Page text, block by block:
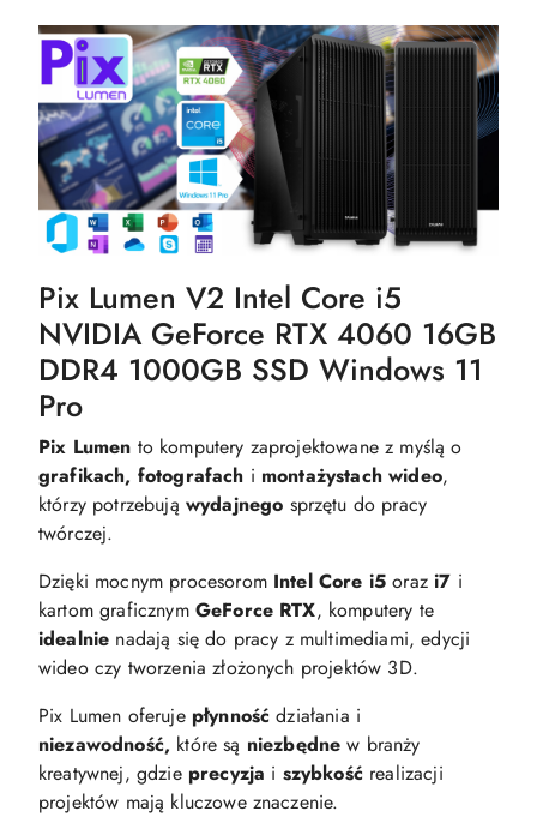
Pix Lumen V2 Intel Core i5
NVIDIA GeForce RTX 4060 16GB
DDR4 1000GB SSD Windows 11
Pro
Pix Lumen to komputery zaprojektowane z myślą o
grafikach, fotografach i montażystach wideo,
którzy potrzebują wydajnego sprzętu do pracy
twórczej.
Dzięki mocnym procesorom Intel Core i5 orazi7 i
kartom graficznym GeForce RTX, komputery te
idealnie nadają się do pracy z multimediami, edycji
wideo czy tworzenia złożonych projektów 3D.
Pix Lumen oferuje płynność działania i
niezawodność, które są niezbędne w branży
kreatywnej, gdzie precyzja i szybkośćrealizacji
projektów mają kluczowe znaczenie.